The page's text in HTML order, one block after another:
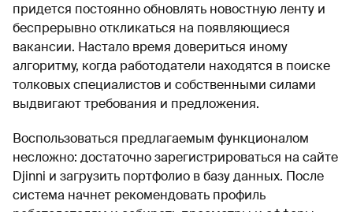
придется постоянно обновлять новостную ленту и
беспрерывно откликаться на появляющиеся
вакансии. Настало время довериться иному
алгоритму, когда работодатели находятся в поиске
толковых специалистов и собственными силами
выдвигают требования и предложения.
Воспользоваться предлагаемым функционалом
несложно: достаточно зарегистрироваться на сайте
Djinni и загрузить портфолио в базу данных. После
система начнет рекомендовать профиль